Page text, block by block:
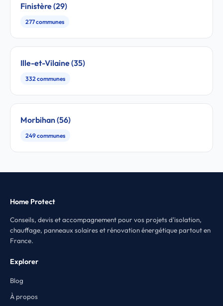
Finistère (29)
277 communes
Ille-et-Vilaine (35)
332 communes
Morbihan (56)
249 communes
Home Protect
Conseils, devis et accompagnement pour vos projets d'isolation,
chauffage, panneaux solaires et rénovation énergétique partout en
France.
Explorer
Blog
À propos